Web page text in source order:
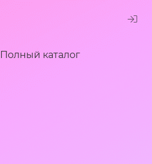
Полный каталог